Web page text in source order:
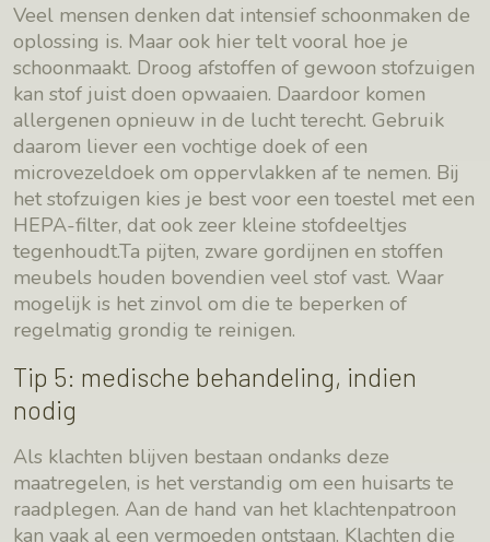
Veel mensen denken dat intensief schoonmaken de
oplossing is. Maar ook hier telt vooral hoe je
schoonmaakt. Droog afstoffen of gewoon stofzuigen
kan stof juist doen opwaaien. Daardoor komen
allergenen opnieuw in de lucht terecht. Gebruik
daarom liever een vochtige doek of een
microvezeldoek om oppervlakken af te nemen. Bij
het stofzuigen kies je best voor een toestel met een
HEPA-filter, dat ook zeer kleine stofdeeltjes
tegenhoudt.Ta pijten, zware gordijnen en stoffen
meubels houden bovendien veel stof vast. Waar
mogelijk is het zinvol om die te beperken of
regelmatig grondig te reinigen.
Tip 5: medische behandeling, indien
nodig
Als klachten blijven bestaan ondanks deze
maatregelen, is het verstandig om een huisarts te
raadplegen. Aan de hand van het klachtenpatroon
kan vaak al een vermoeden ontstaan. Klachten die